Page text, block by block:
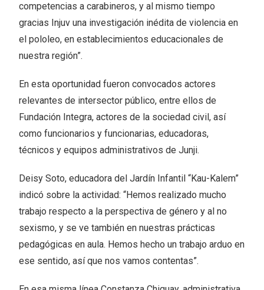
competencias a carabineros, y al mismo tiempo
gracias Injuv una investigación inédita de violencia en
el pololeo, en establecimientos educacionales de
nuestra región”.
En esta oportunidad fueron convocados actores
relevantes de intersector público, entre ellos de
Fundación Integra, actores de la sociedad civil, así
como funcionarios y funcionarias, educadoras,
técnicos y equipos administrativos de Junji.
Deisy Soto, educadora del Jardín Infantil “Kau-Kalem”
indicó sobre la actividad: “Hemos realizado mucho
trabajo respecto a la perspectiva de género y al no
sexismo, y se ve también en nuestras prácticas
pedagógicas en aula. Hemos hecho un trabajo arduo en
ese sentido, así que nos vamos contentas”.